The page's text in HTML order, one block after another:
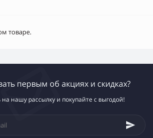
товаре.
первым об акциях и скидках?
нашу рассылку и покупайте с выгодой!